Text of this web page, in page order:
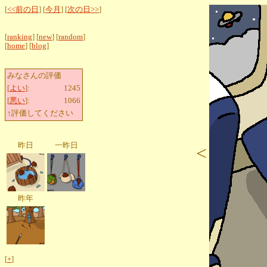
[<<前の日 ] [今月 ] [次の日>>]
[ranking] [new] [random]
[home] [blog]
みなさんの評価
[よい]:
1245
[悪い]:
1066
↑評価してください
昨日 一昨日
昨年
[+]
<